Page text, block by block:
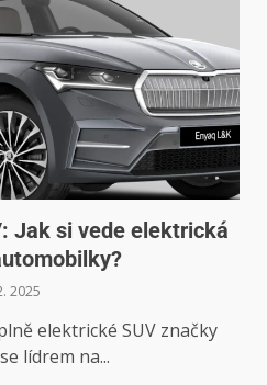
Jak si vede elektrická
2025
elektrické SUV značky
lídrem na...